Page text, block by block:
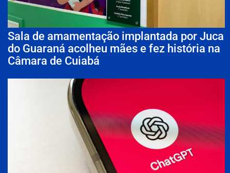
Sala de amamentação implantada por Juca
do Guaraná acolheu mães e fez história na
Câmara de Cuiabá